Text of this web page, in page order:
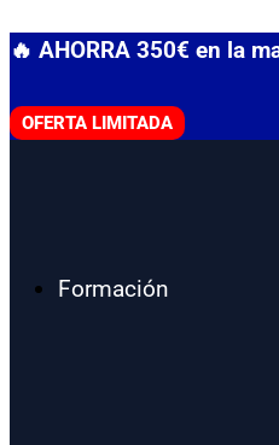
al
🔥 AHORRA 350€ en la
OFERTA LIMITADA
Formación